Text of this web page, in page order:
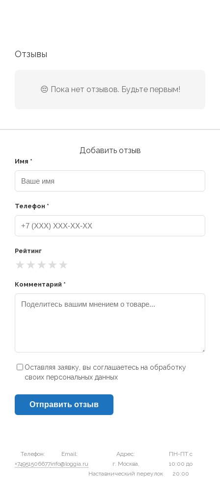
Отзывы
😔 Пока нет отзывов. Будьте первым!
Добавить отзыв
Имя *
Телефон *
Рейтинг
★ ★ ★ ★ ★
Комментарий *
Оставляя заявку, вы соглашаетесь на обработку
своих персональных данных
Отправить отзыв
Телефон:
+74951506677
Email:
info@loggia.ru
Адрес:
г. Москва,
Наставнический переулок
ПН-ПТ с
10:00 до
20:00